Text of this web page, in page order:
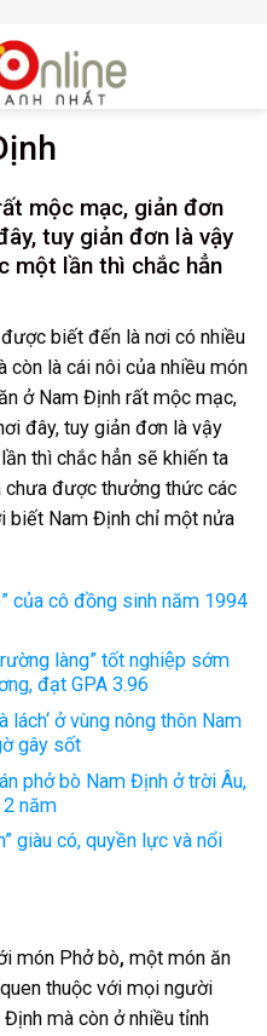
mộc mạc, giản đơn
tuy giản đơn là vậy
một lần thì chắc hẳn
biết đến là nơi có nhiều
còn là cái nôi của nhiều món
ở Nam Định rất mộc mạc,
đây, tuy giản đơn là vậy
thì chắc hẳn sẽ khiến ta
được thưởng thức các
biết Nam Định chỉ một nửa
của cô đồng sinh năm 1994
làng” tốt nghiệp sớm
đạt GPA 3.96
lách‘ ở vùng nông thôn Nam
gây sốt
phở bò Nam Định ở trời Âu,
năm
giàu có, quyền lực và nổi
món Phở bò, một món ăn
thuộc với mọi người
mà còn ở nhiều tỉnh